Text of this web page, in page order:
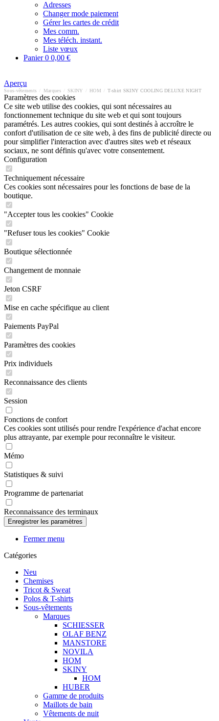
Adresses
Changer mode paiement
Gérer les cartes de crédit
Mes comm.
Mes téléch. instant.
Liste vœux
Panier0 0,00 €
Aperçu
Sous-vêtements Marques SKINY HOM T-shirt SKINY COOLING DELUXE NIGHT
Paramètres des cookies
Ce site web utilise des cookies, qui sont nécessaires au
fonctionnement technique du site web et qui sont toujours
paramétrés. Les autres cookies, qui sont destinés à accroître le
confort d'utilisation de ce site web, à des fins de publicité directe ou
pour simplifier l'interaction avec d'autres sites web et réseaux
sociaux, ne sont définis qu'avec votre consentement.
Configuration
Techniquement nécessaire
Ces cookies sont nécessaires pour les fonctions de base de la
boutique.
"Accepter tous les cookies" Cookie
"Refuser tous les cookies" Cookie
Boutique sélectionnée
Changement de monnaie
Jeton CSRF
Mise en cache spécifique au client
Paiements PayPal
Paramètres des cookies
Prix individuels
Reconnaissance des clients
Session
Fonctions de confort
Ces cookies sont utilisés pour rendre l'expérience d'achat encore
plus attrayante, par exemple pour reconnaître le visiteur.
Mémo
Statistiques & suivi
Programme de partenariat
Reconnaissance des terminaux
Fermer menu
Catégories
Neu
Chemises
Tricot & Sweat
Polos & T-shirts
Sous-vêtements
Marques
SCHIESSER
OLAF BENZ
MANSTORE
NOVILA
HOM
SKINY
HOM
HUBER
Gamme de produits
Maillots de bain
Vêtements de nuit